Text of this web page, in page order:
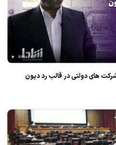
های دولتی در قالب رد دیون